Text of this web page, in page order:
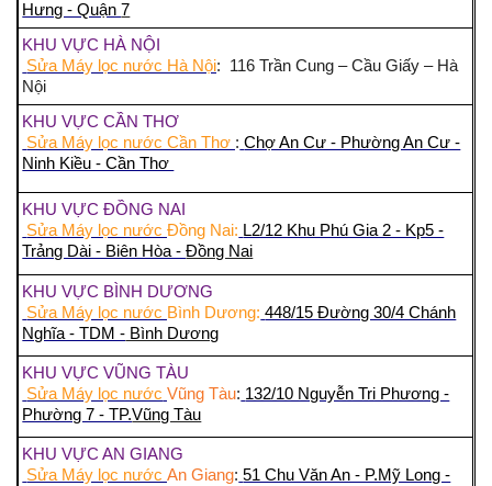
Hưng - Quận7
KHU VỰC HÀ NỘI
Sửa Máy lọc nước Hà Nội: 116 Trần Cung – Cầu Giấy – Hà
Nội
KHU VỰC CẦN THƠ
Sửa Máy lọc nước Cần Thơ : Chợ An Cư - Phường An Cư -
Ninh Kiều - Cần Thơ
KHU VỰC ĐỒNG NAI
Sửa Máy lọc nướcĐồng Nai: L2/12 Khu Phú Gia 2 - Kp5 -
Trảng Dài - Biên Hòa -Đồng Nai
KHU VỰC BÌNH DƯƠNG
Sửa Máy lọc nước Bình Dương: 448/15 Đường 30/4 Chánh
Nghĩa - TDM - Bình Dương
KHU VỰC VŨNG TÀU
Sửa Máy lọc nước Vũng Tàu: 132/10 Nguyễn Tri Phương -
Phường 7 - TP.Vũng Tàu
KHU VỰC AN GIANG
Sửa Máy lọc nướcAn Giang: 51 Chu Văn An - P.Mỹ Long -